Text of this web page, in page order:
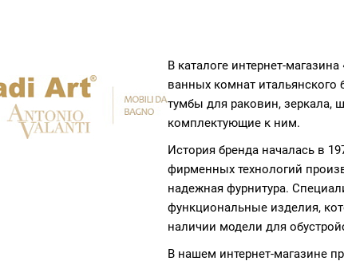
В каталоге интернет-
ванных комнат
тумбы для раковин, зеркала,
комплектующие к ним.
История бренда началась в
фирменных технологий
надежная фурнитура.
функциональные изделия,
наличии модели для
В нашем интернет-магазине